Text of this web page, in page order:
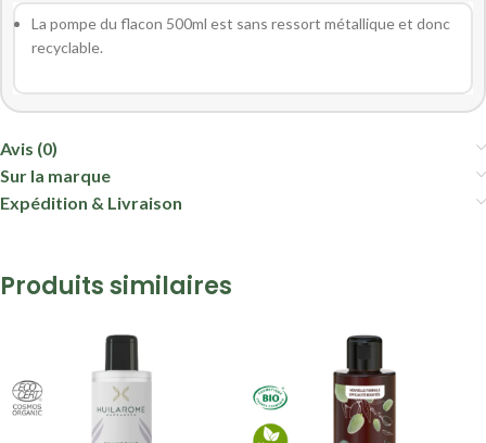
La pompe du flacon 500ml est sans ressort métallique et donc
recyclable.
Avis (0)
Sur la marque
Expédition & Livraison
Produits similaires